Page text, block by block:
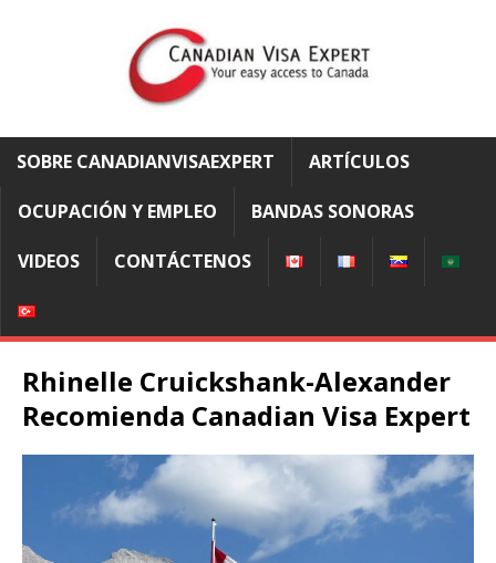
SOBRE CANADIANVISAEXPERT ARTÍCULOS
OCUPACIÓN Y EMPLEO BANDAS SONORAS
VIDEOS CONTÁCTENOS
Rhinelle Cruickshank-Alexander
Recomienda Canadian Visa Expert